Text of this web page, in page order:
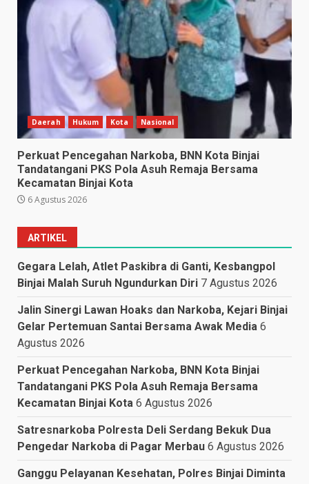
Daerah Hukum Kota Nasional
Perkuat Pencegahan Narkoba, BNN Kota Binjai
Tandatangani PKS Pola Asuh Remaja Bersama
Kecamatan Binjai Kota
6 Agustus 2026
ARTIKEL
Gegara Lelah, Atlet Paskibra di Ganti, Kesbangpol
Binjai Malah Suruh Ngundurkan Diri 7 Agustus 2026
Jalin Sinergi Lawan Hoaks dan Narkoba, Kejari Binjai
Gelar Pertemuan Santai Bersama Awak Media 6
Agustus 2026
Perkuat Pencegahan Narkoba, BNN Kota Binjai
Tandatangani PKS Pola Asuh Remaja Bersama
Kecamatan Binjai Kota 6 Agustus 2026
Satresnarkoba Polresta Deli Serdang Bekuk Dua
Pengedar Narkoba di Pagar Merbau 6 Agustus 2026
Ganggu Pelayanan Kesehatan, Polres Binjai Diminta